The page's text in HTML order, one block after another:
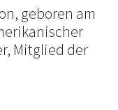
geboren am
Mitglied der